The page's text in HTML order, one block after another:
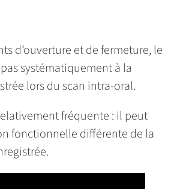
d’ouverture et de fermeture, le
systématiquement à la
lors du scan intra-oral.
fréquente : il peut
fonctionnelle différente de la